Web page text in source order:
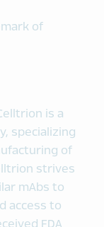
of
is a
specializing
of
strives
mAbs to
access to
FDA